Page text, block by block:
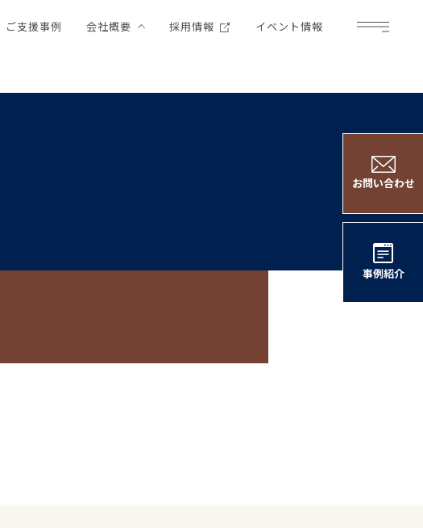
ご支援事例 会社概要 採用情報 イベント情報
お問い合わせ
事例紹介